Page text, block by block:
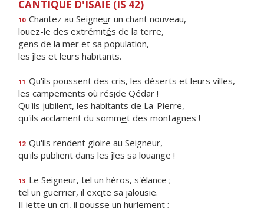
CANTIQUE D'ISAÏE (IS 42)
10 Chantez au Seigneur un chant nouveau,
louez-le des extrémités de la terre,
gens de la mer et sa population,
lesîles et leurs habitants.
11 Qu'ils poussent des cris, les déserts et leurs villes,
les campements où réside Qédar !
Qu'ils jubilent, les habitants de La-Pierre,
qu'ils acclament du sommet des montagnes !
12 Qu'ils rendent gloire au Seigneur,
qu'ils publient dans lesîles sa louange !
13 Le Seigneur, tel un héros, s'élance ;
tel un guerrier, il excite sa jalousie.
Il jette un cri, il pousse un hurlement ;